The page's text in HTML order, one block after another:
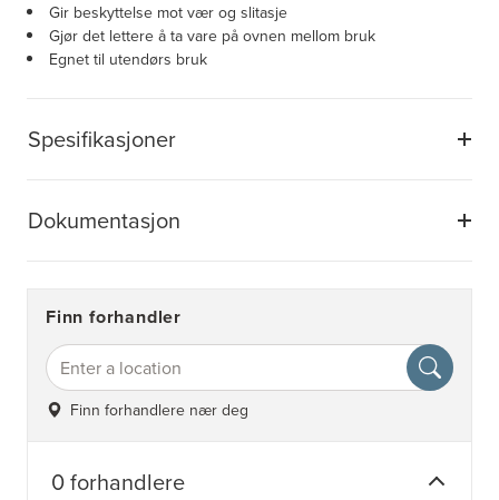
Spesifikasjoner
Dokumentasjon
Gir beskyttelse mot vær og slitasje
Gjør det lettere å ta vare på ovnen mellom bruk
Egnet til utendørs bruk
Finn forhandler
Finn forhandlere nær deg
0 forhandlere